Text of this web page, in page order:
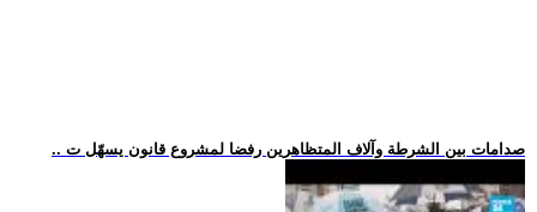
.. صدامات بين الشرطة وآلاف المتظاهرين رفضا لمشروع قانون يسهّل ت